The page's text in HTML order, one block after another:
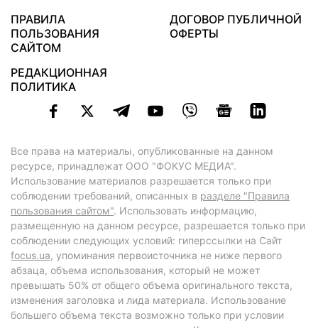
ПРАВИЛА
ПОЛЬЗОВАНИЯ
САЙТОМ
ДОГОВОР ПУБЛИЧНОЙ
ОФЕРТЫ
РЕДАКЦИОННАЯ
ПОЛИТИКА
Все права на материалы, опубликованные на данном
ресурсе, принадлежат ООО "ФОКУС МЕДИА".
Использование материалов разрешается только при
соблюдении требований, описанных в разделе "Правила
пользования сайтом". Использовать информацию,
размещенную на данном ресурсе, разрешается только при
соблюдении следующих условий: гиперссылки на Сайт
focus.ua, упоминания первоисточника не ниже первого
абзаца, объема использования, который не может
превышать 50% от общего объема оригинального текста,
изменения заголовка и лида материала. Использование
большего объема текста возможно только при условии